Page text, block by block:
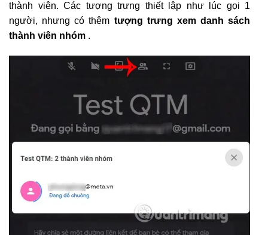
thành viên. Các tượng trưng thiết lập như lúc gọi 1
người, nhưng có thêm tượng trưng xem danh sách
thành viên nhóm .